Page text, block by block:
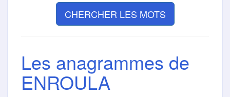
CHERCHER LES MOTS
Les anagrammes de
ENROULA